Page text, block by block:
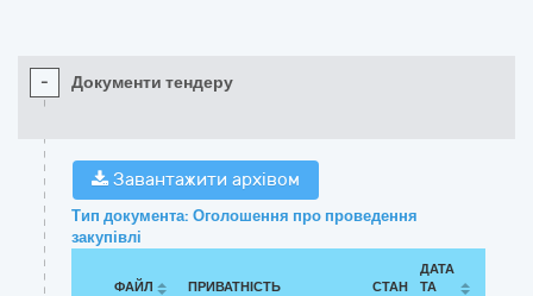
- Документи тендеру
Завантажити архівом
Тип документа: Оголошення про проведення
закупівлі
ФАЙЛ ПРИВАТНІСТЬ СТАН
ДАТА
ТА